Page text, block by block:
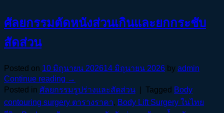
ศัลยกรรมตัดหนังส่วนเกินและยกกระชับ
สัดส่วน
Posted on 10 มิถุนายน 202614 มิถุนายน 2026 by admin
Continue reading →
Posted in ศัลยกรรมรูปร่างและสัดส่วน Tagged Body
contouring surgery ตารางราคา, Body Lift Surgery ในไทย